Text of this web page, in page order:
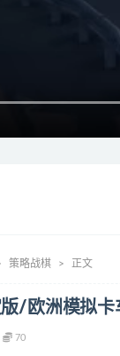
策略战棋 正文
/欧洲模拟
70